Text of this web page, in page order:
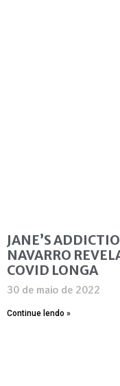
JANE’S
NAVARRO
COVID LONGA
30 de maio de 2022
Continue lendo »